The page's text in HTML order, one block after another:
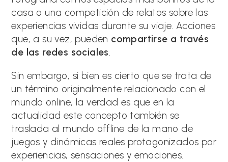
casa o una competición de relatos sobre las
experiencias vividas durante su viaje. Acciones
que, a su vez, pueden compartirse a través
de las redes sociales.
Sin embargo, si bien es cierto que se trata de
un término originalmente relacionado con el
mundo online, la verdad es que en la
actualidad este concepto también se
traslada al mundo offline de la mano de
juegos y dinámicas reales protagonizados por
experiencias, sensaciones y emociones.